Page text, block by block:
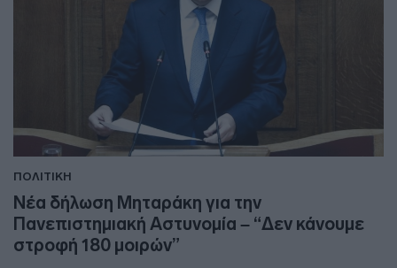
ΠΟΛΙΤΙΚΗ
Νέα δήλωση Μηταράκη για την
Πανεπιστημιακή Αστυνομία – “Δεν κάνουμε
στροφή 180 μοιρών”